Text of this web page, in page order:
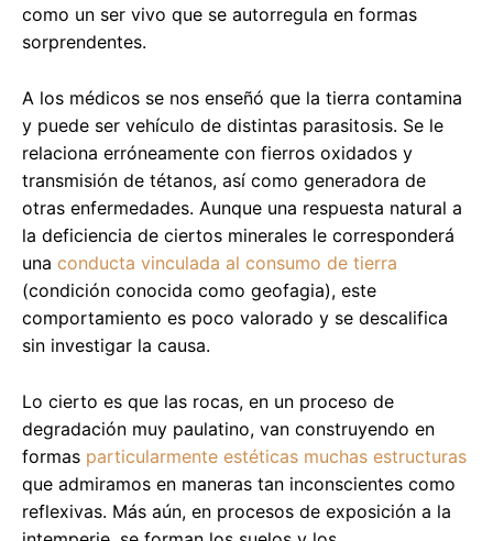
como un ser vivo que se autorregula en formas
sorprendentes.
A los médicos se nos enseñó que la tierra contamina
y puede ser vehículo de distintas parasitosis. Se le
relaciona erróneamente con fierros oxidados y
transmisión de tétanos, así como generadora de
otras enfermedades. Aunque una respuesta natural a
la deficiencia de ciertos minerales le corresponderá
una conducta vinculada al consumo de tierra
(condición conocida como geofagia), este
comportamiento es poco valorado y se descalifica
sin investigar la causa.
Lo cierto es que las rocas, en un proceso de
degradación muy paulatino, van construyendo en
formas particularmente estéticas muchas estructuras
que admiramos en maneras tan inconscientes como
reflexivas. Más aún, en procesos de exposición a la